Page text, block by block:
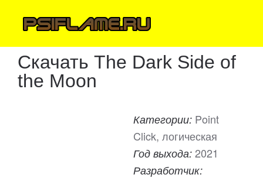
Скачать The Dark Side of
the Moon
Категории: Point
Click, логическая
Год выхода: 2021
Разработчик: